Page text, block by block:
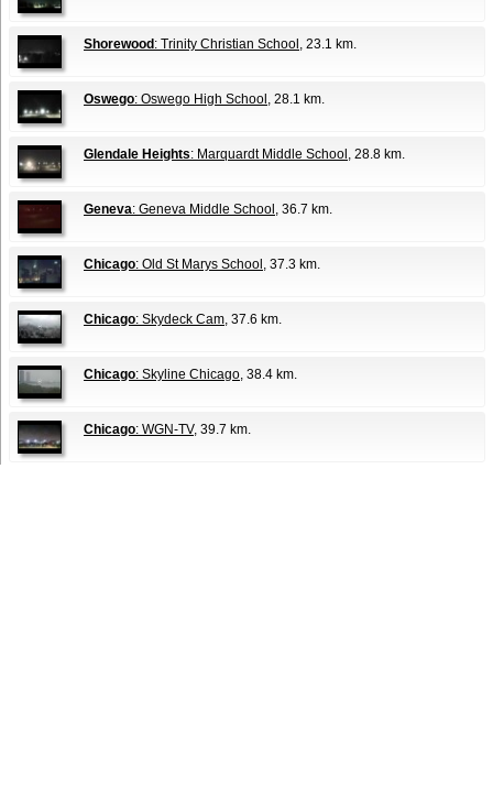
Shorewood : Trinity Christian School , 23.1 km.
Oswego: Oswego High School , 28.1 km.
Glendale Heights: Marquardt Middle School , 28.8 km.
Geneva: Geneva Middle School , 36.7 km.
Chicago: Old St Marys School , 37.3 km.
Chicago: Skydeck Cam, 37.6 km.
Chicago: Skyline Chicago, 38.4 km.
Chicago: WGN-TV, 39.7 km.